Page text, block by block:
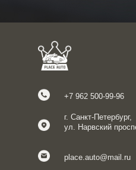
+7 962 500-99-96
г. Санкт-Петербург,
ул. Нарвский
place.auto@mail.ru